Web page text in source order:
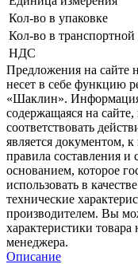
Кол-во в упаковке
Кол-во в транспортной
НДС
Предложения на сайте
несет в себе функцию
«Шаклин». Информация
содержащаяся на
соответствовать
является документом,
правила составления и
основанием, которое
использовать в
технические
производителем. Вы
характеристики
менеджера.
Описание